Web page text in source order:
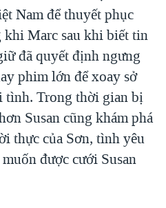
Nam để thuyết phục
Marc sau khi biết tin
đã quyết định ngưng
phim lớn để xoay sở
tình. Trong thời gian bị
Susan cũng khám phá
thực của Sơn, tình yêu
được cưới Susan